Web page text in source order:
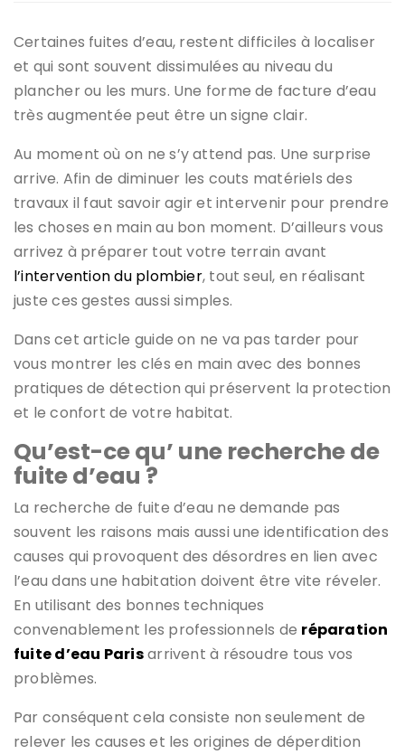
Certaines fuites d’eau, restent difficiles à localiser
et qui sont souvent dissimulées au niveau du
plancher ou les murs. Une forme de facture d’eau
très augmentée peut être un signe clair.
Au moment où on ne s’y attend pas. Une surprise
arrive. Afin de diminuer les couts matériels des
travaux il faut savoir agir et intervenir pour prendre
les choses en main au bon moment. D’ailleurs vous
arrivez à préparer tout votre terrain avant
l’intervention du plombier, tout seul, en réalisant
juste ces gestes aussi simples.
Dans cet article guide on ne va pas tarder pour
vous montrer les clés en main avec des bonnes
pratiques de détection qui préservent la protection
et le confort de votre habitat.
Qu’est-ce qu’ une recherche de
fuite d’eau ?
La recherche de fuite d’eau ne demande pas
souvent les raisons mais aussi une identification des
causes qui provoquent des désordres en lien avec
l’eau dans une habitation doivent être vite réveler.
En utilisant des bonnes techniques
convenablement les professionnels de réparation
fuite d’eau Parisarrivent à résoudre tous vos
problèmes.
Par conséquent cela consiste non seulement de
relever les causes et les origines de déperdition